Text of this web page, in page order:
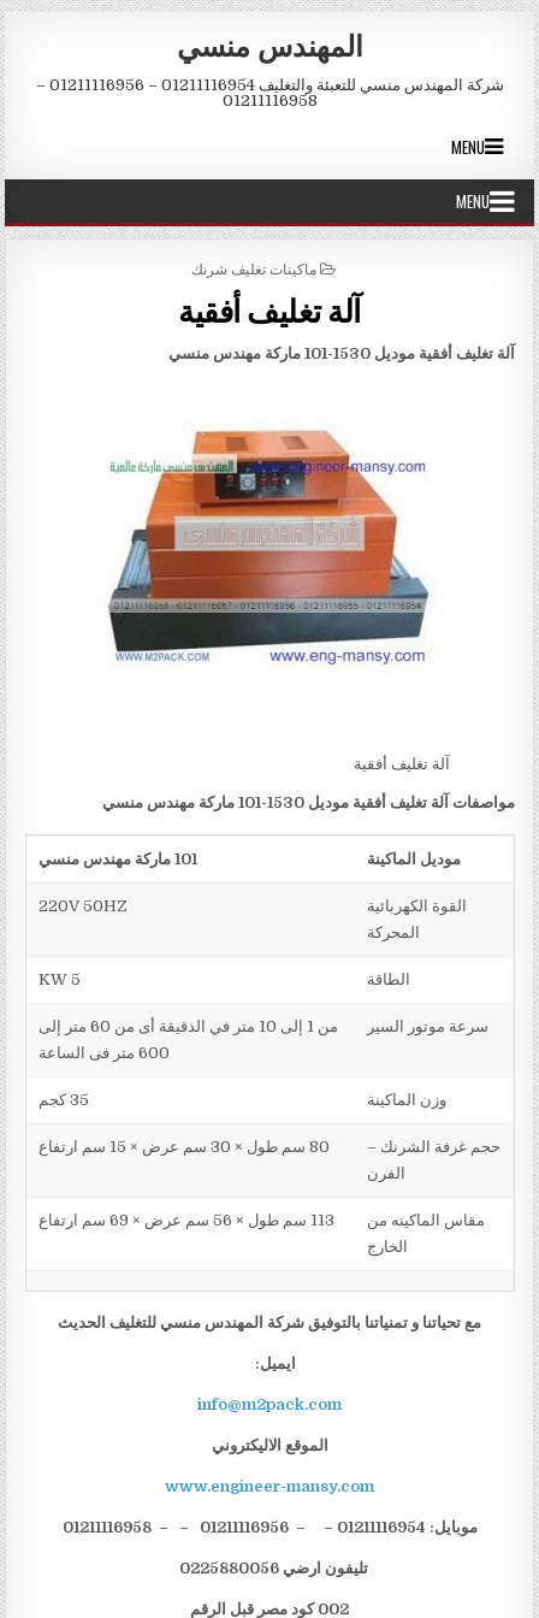
Skip to content
المهندس منسي
شركة المهندس منسي للتعبئة والتغليف 01211116954 – 01211116956 –
01211116958
MENU
MENU
POSTED IN
ماكينات تغليف شرنك
آلة تغليف أفقية
آلة تغليف أفقية موديل 1530-101 ماركة مهندس منسي
آلة تغليف أفقية
مواصفات آلة تغليف أفقية موديل 1530-101 ماركة مهندس منسي
موديل الماكينة 101 ماركة مهندس منسي
القوة الكهربائية
المحركة
220V 50HZ
الطاقة 5 KW
سرعة موتور السير
من 1 إلى 10 متر في الدقيقة أى من 60 متر إلى
600 متر فى الساعة
وزن الماكينة 35 كجم
حجم غرفة الشرنك –
الفرن
80 سم طول × 30 سم عرض × 15 سم ارتفاع
مقاس الماكينه من
الخارج
113 سم طول × 56 سم عرض × 69 سم ارتفاع
مع تحياتنا و تمنياتنا بالتوفيق شركة المهندس منسي للتغليف الحديث
ايميل:
info@m2pack.com
الموقع الاليكتروني
www.engineer-mansy.com
موبايل: 01211116954 – – 01211116956 – – 01211116958
تليفون ارضي 0225880056
002 كود مصر قبل الرقم